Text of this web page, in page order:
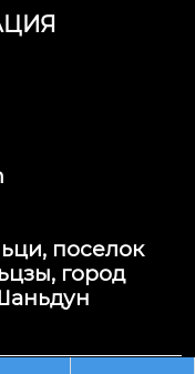
поселок
город